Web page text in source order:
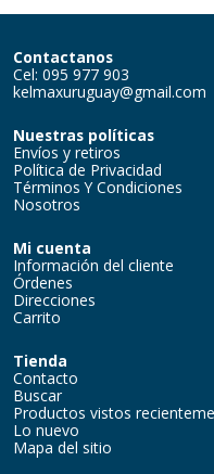
Contactanos
Cel: 095 977 903
kelmaxuruguay@gmail.com
Nuestras políticas
Envíos y retiros
Política de Privacidad
Términos Y Condiciones
Nosotros
Mi cuenta
Información del cliente
Órdenes
Direcciones
Carrito
Tienda
Contacto
Buscar
Productos vistos
Lo nuevo
Mapa del sitio